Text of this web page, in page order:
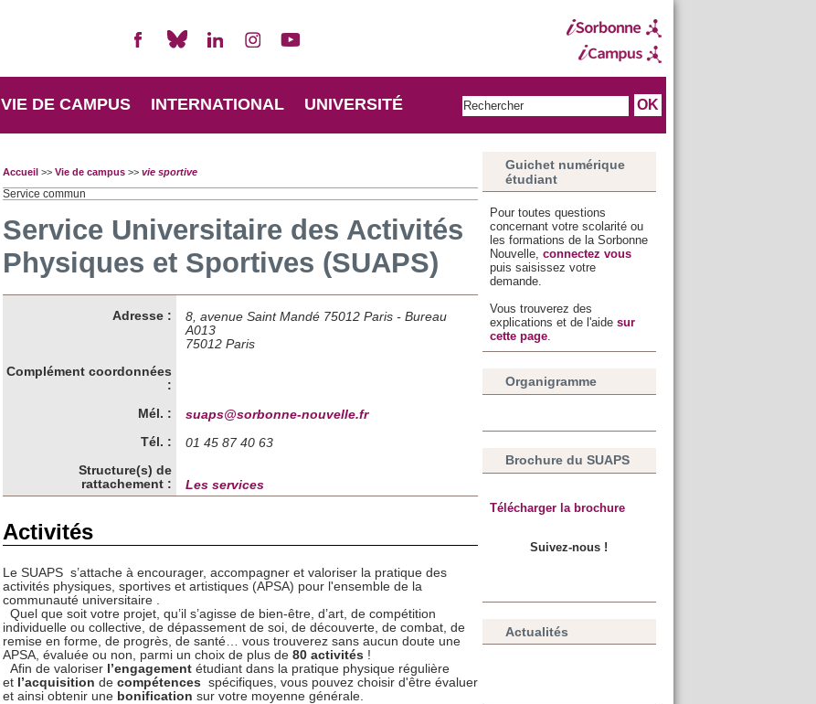
VIE DE CAMPUS INTERNATIONAL UNIVERSITÉ
Accueil>> Vie de campus>> vie sportive
Service commun
Service Universitaire des Activités
Physiques et Sportives (SUAPS)
Adresse :
8, avenue Saint Mandé 75012 Paris - Bureau
A013
75012 Paris
Complément coordonnées
:
Mél. :
suaps@sorbonne-nouvelle.fr
Tél. :
01 45 87 40 63
Structure(s) de
rattachement :
Les services
Activités
Le SUAPS s’attache à encourager, accompagner et valoriser la pratique des
activités physiques, sportives et artistiques (APSA) pour l'ensemble de la
communauté universitaire .
Quel que soit votre projet, qu’il s’agisse de bien-être, d’art, de compétition
individuelle ou collective, de dépassement de soi, de découverte, de combat, de
remise en forme, de progrès, de santé… vous trouverez sans aucun doute une
APSA, évaluée ou non, parmi un choix de plus de 80 activités !
Afin de valoriser l’engagementétudiant dans la pratique physique régulière
et l’acquisition de compétences spécifiques, vous pouvez choisir d'être évaluer
et ainsi obtenir une bonification sur votre moyenne générale.
Guichet numérique
étudiant
Pour toutes questions
concernant votre scolarité ou
les formations de la Sorbonne
Nouvelle, connectez vous
puis saisissez votre
demande.
Vous trouverez des
explications et de l'aide sur
cette page.
Organigramme
Brochure du SUAPS
Télécharger la brochure
Suivez-nous !
Actualités